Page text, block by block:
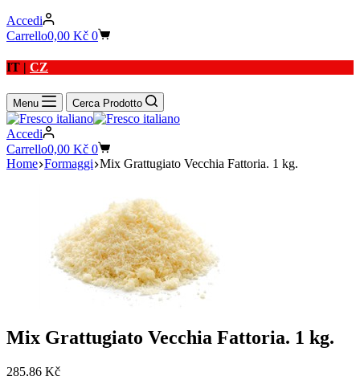
Accedi
Carrello0,00 Kč 0
IT | CZ
Menu Cerca Prodotto
Accedi
Carrello0,00 Kč 0
Home Formaggi Mix Grattugiato Vecchia Fattoria. 1 kg.
Mix Grattugiato Vecchia Fattoria. 1 kg.
285,86 Kč